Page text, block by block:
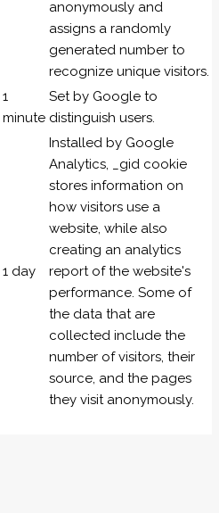
anonymously and
assigns a randomly
generated number to
recognize unique visitors.
1
minute
Set by Google to
distinguish users.
1 day
Installed by Google
Analytics, _gid cookie
stores information on
how visitors use a
website, while also
creating an analytics
report of the website's
performance. Some of
the data that are
collected include the
number of visitors, their
source, and the pages
they visit anonymously.